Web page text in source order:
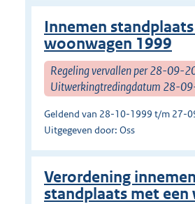
Innemen
woonwagen 1999
Regeling vervallen per 28-09-
Uitwerkingtredingdatum 28-
Geldend van 28-10-1999 t/m 27-
Uitgegeven door: Oss
Verordening
standplaats met een